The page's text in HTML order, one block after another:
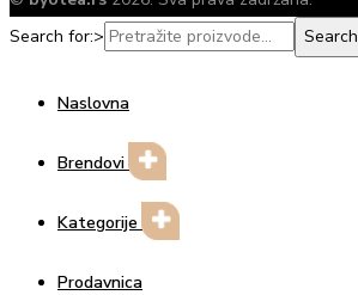
Search for:>
Search
Naslovna
Brendovi
Kategorije
Prodavnica